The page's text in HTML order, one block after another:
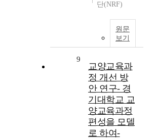
단(NRF)
원문
보기
9
교양교육과
정 개선 방
안 연구- 경
기대학교 교
양교육과정
편성을 모델
로 하여-